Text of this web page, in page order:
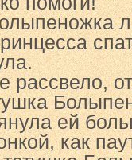
рассвело,
ей
как